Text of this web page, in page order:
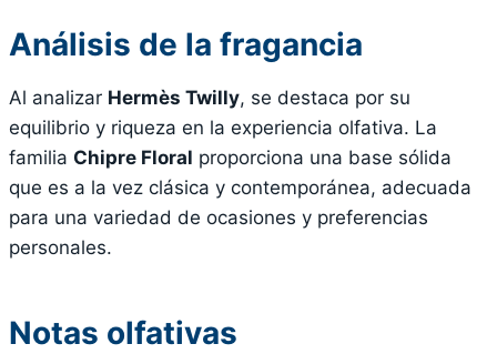
Análisis de la fragancia
Al analizar Hermès Twilly, se destaca por su
equilibrio y riqueza en la experiencia olfativa. La
familia Chipre Floral proporciona una base sólida
que es a la vez clásica y contemporánea, adecuada
para una variedad de ocasiones y preferencias
personales.
Notas olfativas